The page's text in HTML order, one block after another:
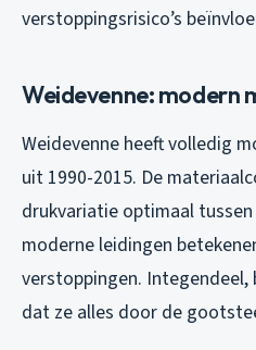
verstoppingsrisico’s
Weidevenne: modern
Weidevenne heeft volledig
uit 1990-2015. De
drukvariatie optimaal tussen
moderne leidingen
verstoppingen. Integendeel,
dat ze alles door de